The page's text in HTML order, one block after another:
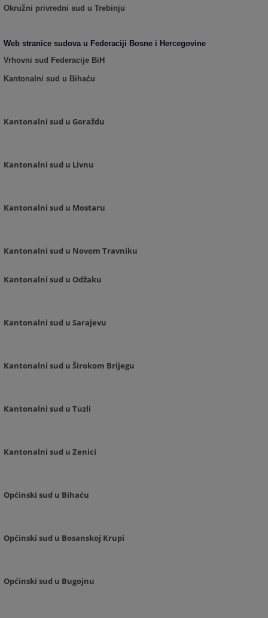
Okružni privredni sud u Trebinju
Web stranice sudova u Federaciji Bosne i Hercegovine
Vrhovni sud Federacije BiH
Kantonalni sud u Bihaću
Kantonalni sud u Goraždu
Kantonalni sud u Livnu
Kantonalni sud u Mostaru
Kantonalni sud u Novom Travniku
Kantonalni sud u Odžaku
Kantonalni sud u Sarajevu
Kantonalni sud u Širokom Brijegu
Kantonalni sud u Tuzli
Kantonalni sud u Zenici
Općinski sud u Bihaću
Općinski sud u Bosanskoj Krupi
Općinski sud u Bugojnu